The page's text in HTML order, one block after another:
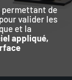
permettant de
valider les
et la
appliqué,